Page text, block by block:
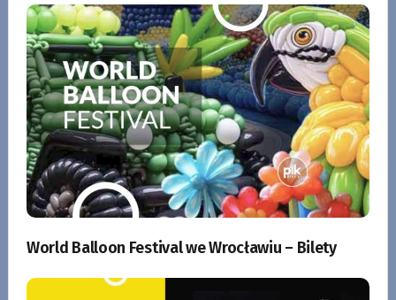
World Balloon Festival we Wrocławiu – Bilety